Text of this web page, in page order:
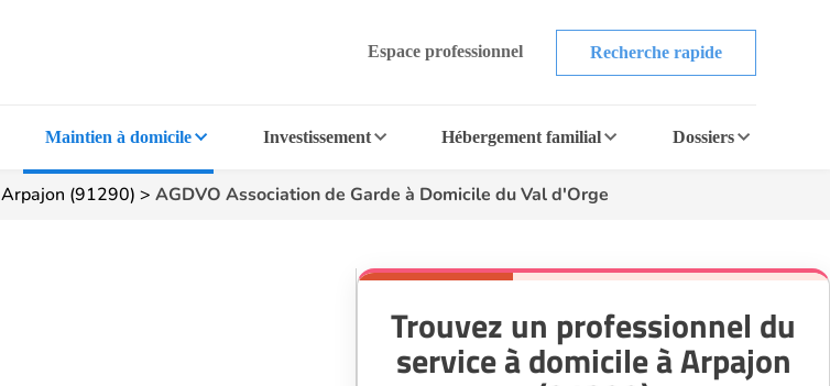
Espace professionnel Recherche rapide
Maintien à domicile Investissement Hébergement familial Dossiers
Arpajon (91290) > AGDVO Association de Garde à Domicile du Val d'Orge
Trouvez un professionnel du
service à domicile à Arpajon